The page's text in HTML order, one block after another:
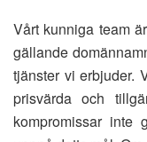
Vårt kunniga team
gällande
tjänster vi erbjuder.
prisvärda och
kompromissar inte